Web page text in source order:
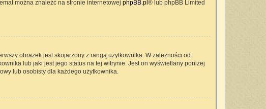
można znaleźć na stronie internetowej phpBB.pl ® lub phpBB Limited
obrazek jest skojarzony z rangą użytkownika. W zależności od
lub jaki jest jego status na tej witrynie. Jest on wyświetlany poniżej
lub osobisty dla każdego użytkownika.